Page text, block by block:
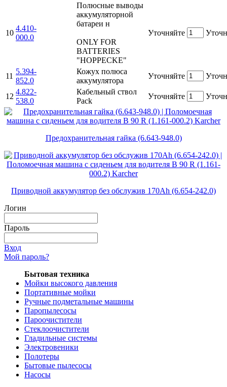
10
4.410-
000.0
Полюсные выводы
аккумуляторной
батареи н
ONLY FOR
BATTERIES
"HOPPECKE"
Уточняйте
11
5.394-
852.0
Кожух полюса
аккумулятора
Уточняйте
12
4.822-
538.0
Кабельный ствол
Pack
Уточняйте
Предохранительная гайка (6.643-948.0)
Приводной аккумулятор без обслужив 170Ah (6.654-242.0)
Логин
Пароль
Вход
Мой пароль?
Бытовая техника
Мойки высокого давления
Портативные мойки
Ручные подметальные машины
Паропылесосы
Пароочистители
Стеклоочистители
Гладильные системы
Электровеники
Полотеры
Бытовые пылесосы
Насосы